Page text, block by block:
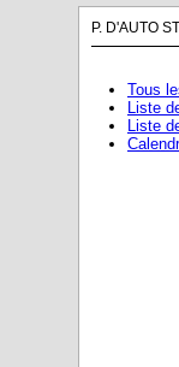
P. D'AUTO
Tous
Liste
Liste